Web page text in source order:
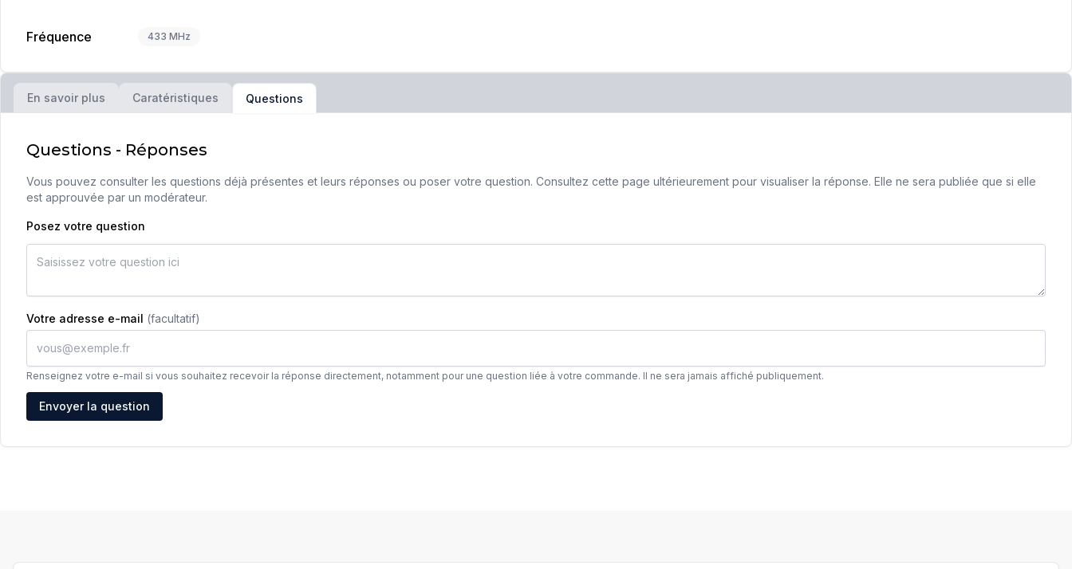
Fréquence 433 MHz
En savoir plus Caratéristiques Questions
Questions - Réponses
Vous pouvez consulter les questions déjà présentes et leurs réponses ou poser votre question. Consultez cette page ultérieurement pour visualiser la réponse. Elle ne sera publiée que si elle
est approuvée par un modérateur.
Posez votre question
Votre adresse e-mail (facultatif)
Renseignez votre e-mail si vous souhaitez recevoir la réponse directement, notamment pour une question liée à votre commande. Il ne sera jamais affiché publiquement.
Adresse e-mail
Envoyer la question